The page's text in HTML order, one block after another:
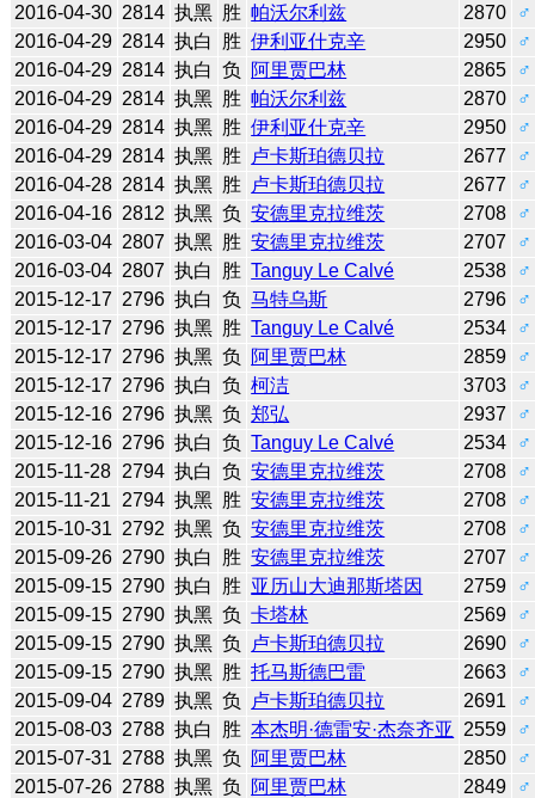
2016-04-30 2814 执黑 胜 帕沃尔利兹 2870
♂
2016-04-29 2814 执白 胜 伊利亚什克辛 2950
♂
2016-04-29 2814 执白 负 阿里贾巴林 2865
♂
2016-04-29 2814 执黑 胜 帕沃尔利兹 2870
♂
2016-04-29 2814 执黑 胜 伊利亚什克辛 2950
♂
2016-04-29 2814 执黑 胜 卢卡斯珀德贝拉 2677
♂
2016-04-28 2814 执黑 胜 卢卡斯珀德贝拉 2677
♂
2016-04-16 2812 执黑 负 安德里克拉维茨 2708
♂
2016-03-04 2807 执黑 胜 安德里克拉维茨 2707
♂
2016-03-04 2807 执白 胜 Tanguy Le Calvé 2538
♂
2015-12-17 2796 执白 负 马特乌斯 2796
♂
2015-12-17 2796 执黑 胜 Tanguy Le Calvé 2534
♂
2015-12-17 2796 执黑 负 阿里贾巴林 2859
♂
2015-12-17 2796 执白 负 柯洁 3703
♂
2015-12-16 2796 执黑 负 郑弘 2937
♂
2015-12-16 2796 执白 负 Tanguy Le Calvé 2534
♂
2015-11-28 2794 执白 负 安德里克拉维茨 2708
♂
2015-11-21
2794 执黑 胜 安德里克拉维茨 2708
♂
2015-10-31 2792 执黑 负 安德里克拉维茨 2708
♂
2015-09-26 2790 执白 胜 安德里克拉维茨 2707
♂
2015-09-15 2790 执白 胜 亚历山大迪那斯塔因 2759
♂
2015-09-15 2790 执黑 负 卡塔林 2569
♂
2015-09-15 2790 执黑 负 卢卡斯珀德贝拉 2690
♂
2015-09-15 2790 执黑 胜 托马斯德巴雷 2663
♂
2015-09-04 2789 执黑 负 卢卡斯珀德贝拉 2691
♂
2015-08-03 2788 执白 胜 本杰明·德雷安·杰奈齐亚 2559
♂
2015-07-31 2788 执黑 负 阿里贾巴林 2850
♂
2015-07-26 2788 执黑 负 阿里贾巴林 2849
♂